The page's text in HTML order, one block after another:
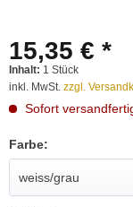
15,35 € *
Inhalt: 1 Stück
inkl. MwSt. zzgl.
Sofort
Farbe: